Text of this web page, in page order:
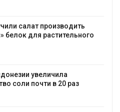
климата меняет ареалы
всему миру
солнечных панелей для